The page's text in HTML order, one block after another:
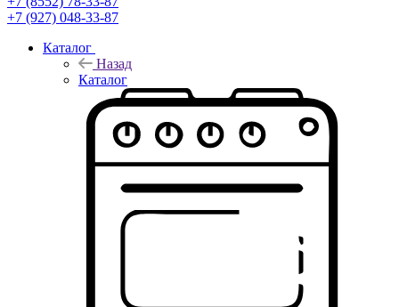
+7 (927) 048-33-87
Каталог
Назад
Каталог